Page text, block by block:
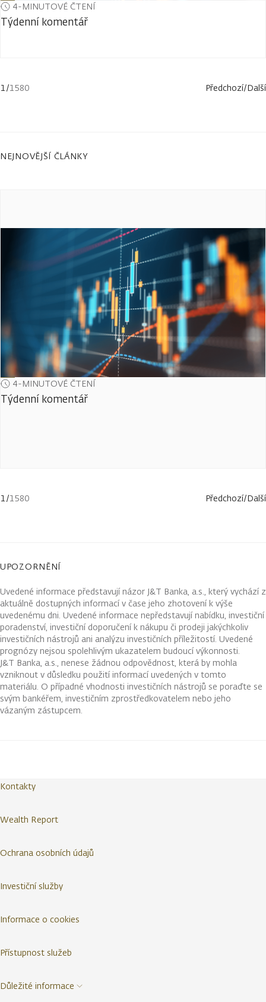
4-MINUTOVÉ ČTENÍ
Týdenní komentář
1/1580 Předchozí/Další
NEJNOVĚJŠÍ ČLÁNKY
4-MINUTOVÉ ČTENÍ
Týdenní komentář
1/1580 Předchozí/Další
UPOZORNĚNÍ
Uvedené informace představují názor J&T Banka, a.s., který vychází z
aktuálně dostupných informací v čase jeho zhotovení k výše
uvedenému dni. Uvedené informace nepředstavují nabídku, investiční
poradenství, investiční doporučení k nákupu či prodeji jakýchkoliv
investičních nástrojů ani analýzu investičních příležitostí. Uvedené
prognózy nejsou spolehlivým ukazatelem budoucí výkonnosti.
J&T Banka, a.s., nenese žádnou odpovědnost, která by mohla
vzniknout v důsledku použití informací uvedených v tomto
materiálu. O případné vhodnosti investičních nástrojů se poraďte se
svým bankéřem, investičním zprostředkovatelem nebo jeho
vázaným zástupcem.
Kontakty
Wealth Report
Ochrana osobních údajů
Investiční služby
Informace o cookies
Přístupnost služeb
Důležité informace